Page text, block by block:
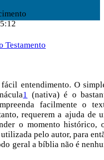
Testamento
entendimento. O
1 (nativa) é o
facilmente o
requerem a ajuda de
o momento histórico,
pelo autor, para
geral a bíblia não é